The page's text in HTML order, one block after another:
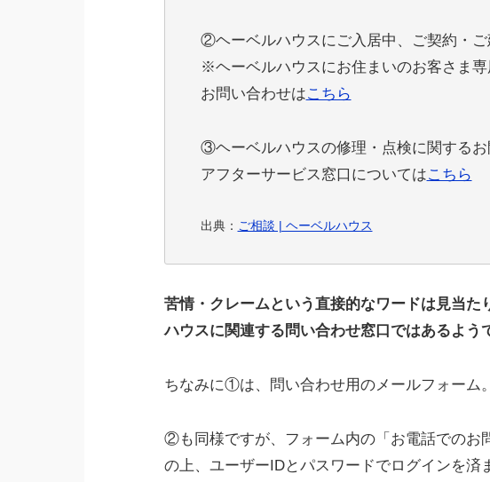
②ヘーベルハウスにご入居中、ご契約・
※ヘーベルハウスにお住まいのお客さま
お問い合わせはこちら
③ヘーベルハウスの修理・点検に関するお
アフターサービス窓口についてはこちら
出典： ご相談 | ヘーベルハウス
苦情・クレームという直接的なワードは見当た
ハウスに関連する問い合わせ窓口ではあるよう
ちなみに①は、問い合わせ用のメールフォーム。
②も同様ですが、フォーム内の「お電話でのお
の上、ユーザーIDとパスワードでログインを済